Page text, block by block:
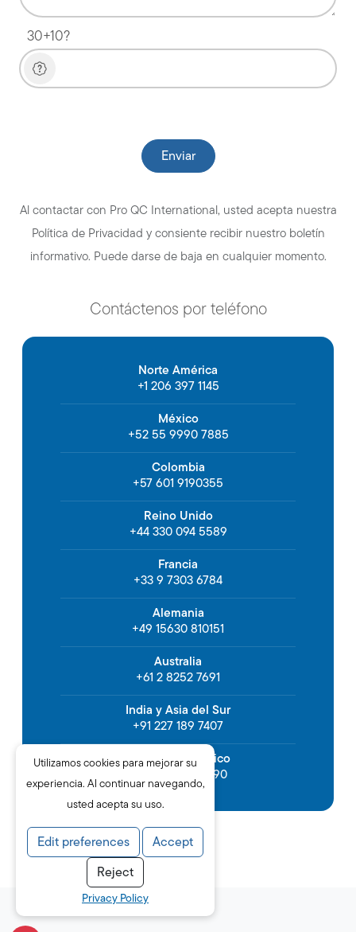
30+10?
Al contactar con Pro QC International, usted acepta nuestra
Política de Privacidad y consiente recibir nuestro boletín
informativo. Puede darse de baja en cualquier momento.
Contáctenos por teléfono
Norte América
+1 206 397 1145
México
+52 55 9990 7885
Colombia
+57 601 9190355
Reino Unido
+44 330 094 5589
Francia
+33 9 7303 6784
Alemania
+49 15630 810151
Australia
+61 2 8252 7691
India y Asia del Sur
+91 227 189 7407
Asia y Asia Pacífico
+886 2 2832 2990
Utilizamos cookies para mejorar su
experiencia. Al continuar navegando,
usted acepta su uso.
Edit preferences
Accept
Reject
Privacy Policy